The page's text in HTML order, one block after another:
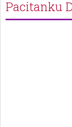
Pacitanku